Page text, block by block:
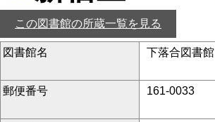
この図書館の所蔵一覧を見る
図書館名 下落合図書館
郵便番号 161-0033